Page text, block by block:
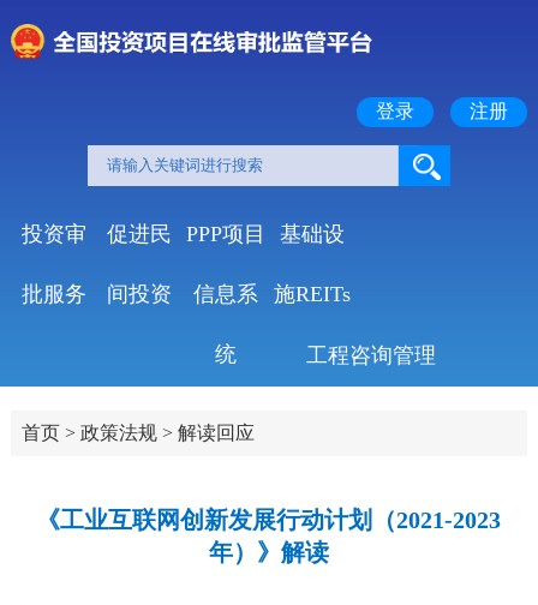
登录 注册
投资审
批服务
促进民
间投资
PPP项目
信息系
统
基础设
施REITs
工程咨询管理
首页> 政策法规> 解读回应
《工业互联网创新发展行动计划（2021-2023
年）》解读